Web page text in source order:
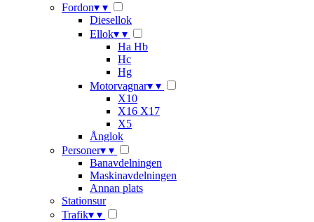
Fordon▾ ▾
Diesellok
Ellok▾ ▾
Ha Hb
Hc
Hg
Motorvagnar▾ ▾
X10
X16 X17
X5
Ånglok
Personer▾ ▾
Banavdelningen
Maskinavdelningen
Annan plats
Stationsur
Trafik▾ ▾